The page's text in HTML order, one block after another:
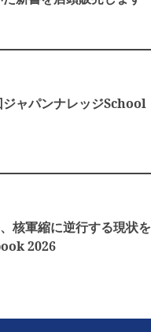
ジャパンナレッジSchool
核軍縮に逆行する現状を
2026